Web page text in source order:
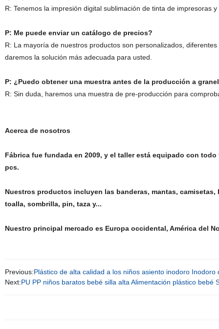
R: Tenemos la impresión digital sublimación de tinta de impresoras
P: Me puede enviar un catálogo de precios?
R: La mayoría de nuestros productos son personalizados,
daremos la solución más adecuada para usted.
P: ¿Puedo obtener una muestra antes de la producción a
R: Sin duda, haremos una muestra de pre-producción para
Acerca de nosotros
Fábrica fue fundada en 2009, y el taller está equipado con
pcs.
Nuestros productos incluyen las banderas, mantas,
toalla, sombrilla, pin, taza y...
Nuestro principal mercado es Europa occidental, América del
Previous:Plástico de alta calidad a los niños asiento inodoro
Next:PU PP niños baratos bebé silla alta Alimentación plástico bebé